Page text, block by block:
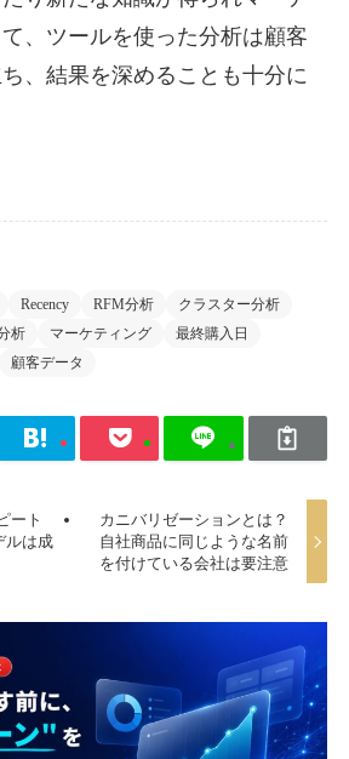
、ツールを使った分析は顧客
、結果を深めることも十分に
Recency RFM分析
クラスター分析
析 マーケティング
最終購入日
顧客データ
ート
ルは成
カニバリゼーションとは？
自社商品に同じような名前
を付けている会社は要注意